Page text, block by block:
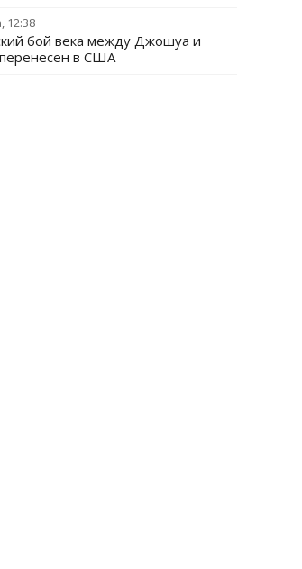
12:38
бой века между Джошуа и
в США